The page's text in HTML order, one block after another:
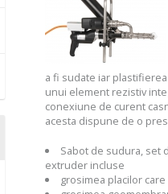
a fi sudate iar
unui element rezistiv
conexiune de curent
acesta dispune de o
Sabot de sudura, set
extruder incluse
grosimea placilor